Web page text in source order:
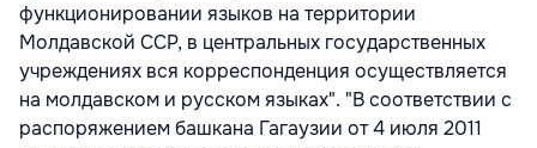
функционировании языков на территории
Молдавской ССР, в центральных государственных
учреждениях вся корреспонденция осуществляется
на молдавском и русском языках". "В соответствии с
распоряжением башкана Гагаузии от 4 июля 2011